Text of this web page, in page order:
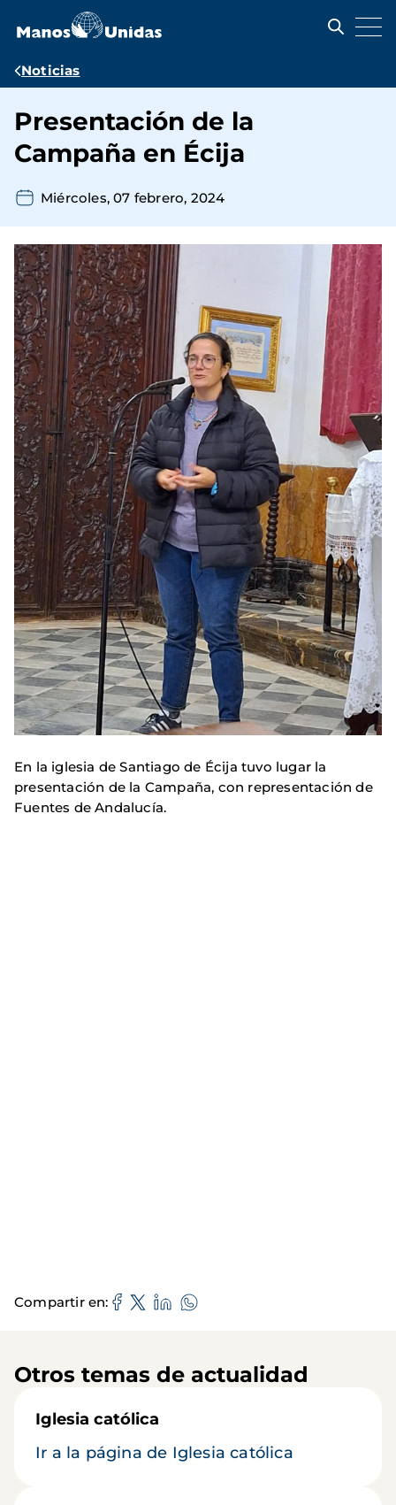
contenido
Ruta
navegación
Noticias
Presentación de la
Campaña en Écija
Miércoles, 07 febrero, 2024
En la iglesia de Santiago de Écija tuvo lugar la
presentación de la Campaña, con representación de
Fuentes de Andalucía.
Compartir en
Otros temas de actualidad
Iglesia católica
Ir a la página de Iglesia católica